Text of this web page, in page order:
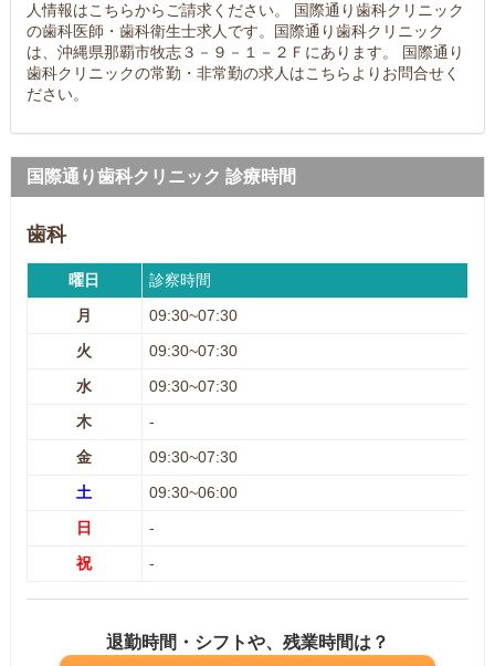
人情報はこちらからご請求ください。 国際通り歯科クリニック
の歯科医師・歯科衛生士求人です。国際通り歯科クリニック
は、沖縄県那覇市牧志３－９－１－２Ｆにあります。 国際通り
歯科クリニックの常勤・非常勤の求人はこちらよりお問合せく
ださい。
国際通り歯科クリニック 診療時間
歯科
曜日
診察時間
月
09:30~07:30
火
09:30~07:30
水
09:30~07:30
木
-
金
09:30~07:30
土
09:30~06:00
日
-
祝
-
退勤時間・シフトや、残業時間は？